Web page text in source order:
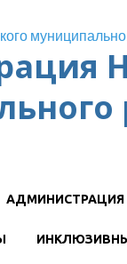
АДМИНИСТРАЦИЯ